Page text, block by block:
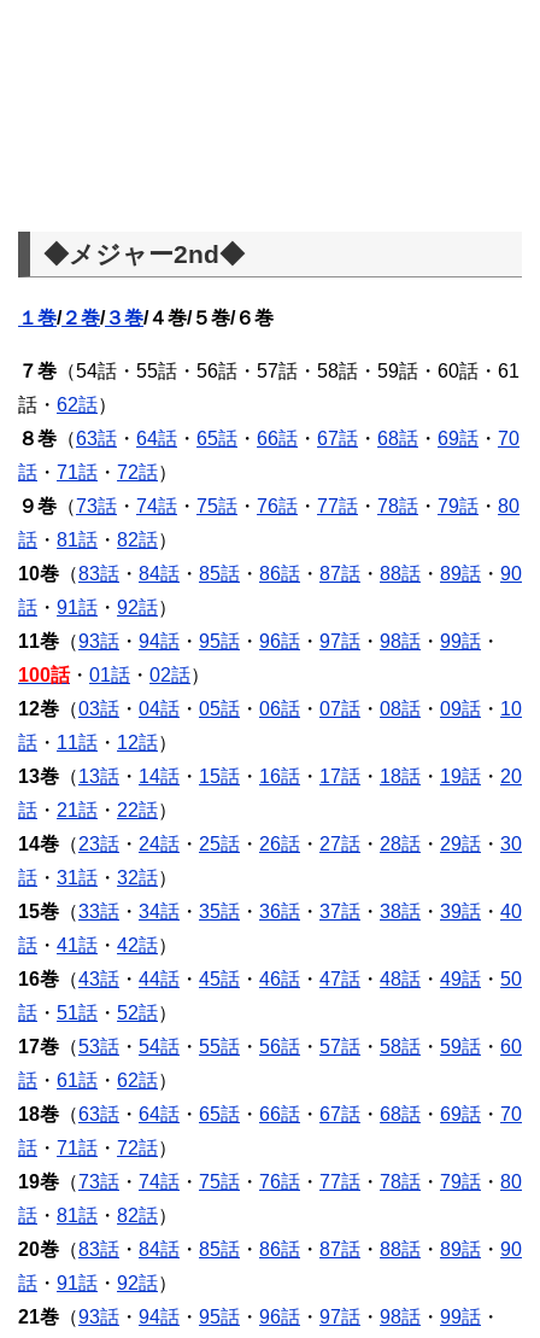
◆メジャー2nd◆
１巻/２巻/３巻/４巻/５巻/６巻
７巻 （54話・55話・56話・57話・58話・59話・60話・61
話・ 62話）
８巻 （63話 ・ 64話 ・ 65話 ・ 66話 ・ 67話 ・ 68話 ・ 69話 ・ 70
話 ・ 71話 ・ 72話）
９巻 （73話 ・ 74話 ・ 75話 ・ 76話 ・ 77話 ・ 78話 ・ 79話 ・ 80
話 ・ 81話 ・ 82話）
10巻 （83話 ・ 84話 ・ 85話 ・ 86話 ・ 87話 ・ 88話 ・ 89話 ・ 90
話 ・ 91話 ・ 92話）
11巻 （93話 ・ 94話 ・ 95話 ・ 96話 ・ 97話 ・ 98話 ・ 99話 ・
100話・ 01話 ・ 02話）
12巻 （03話 ・ 04話 ・ 05話 ・ 06話 ・ 07話 ・ 08話 ・ 09話 ・ 10
話 ・ 11話 ・ 12話）
13巻 （13話 ・ 14話 ・ 15話 ・ 16話 ・ 17話 ・ 18話 ・ 19話 ・ 20
話 ・ 21話 ・ 22話）
14巻 （23話 ・ 24話 ・ 25話 ・ 26話 ・ 27話 ・ 28話 ・ 29話 ・ 30
話 ・ 31話 ・ 32話）
15巻 （33話 ・ 34話 ・ 35話 ・ 36話 ・ 37話 ・ 38話 ・ 39話 ・ 40
話 ・ 41話 ・ 42話）
16巻 （43話 ・ 44話 ・ 45話 ・ 46話 ・ 47話 ・ 48話 ・ 49話 ・ 50
話 ・ 51話 ・ 52話）
17巻 （53話 ・ 54話 ・ 55話 ・ 56話 ・ 57話 ・ 58話 ・ 59話 ・ 60
話 ・ 61話 ・ 62話）
18巻 （63話 ・ 64話 ・ 65話 ・ 66話 ・ 67話 ・ 68話 ・ 69話 ・ 70
話 ・ 71話 ・ 72話）
19巻 （73話 ・ 74話 ・ 75話 ・ 76話 ・ 77話 ・ 78話 ・ 79話 ・ 80
話 ・ 81話 ・ 82話）
20巻 （83話 ・ 84話 ・ 85話 ・ 86話 ・ 87話 ・ 88話 ・ 89話 ・ 90
話 ・ 91話 ・ 92話）
21巻 （93話 ・ 94話 ・ 95話 ・ 96話 ・ 97話 ・ 98話 ・ 99話 ・